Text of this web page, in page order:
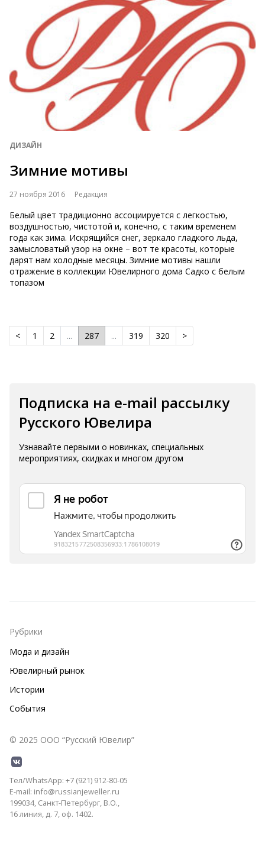
ДИЗАЙН
Зимние мотивы
27 ноября 2016 Редакция
Белый цвет традиционно ассоциируется с легкостью,
воздушностью, чистотой и, конечно, с таким временем
года как зима. Искрящийся снег, зеркало гладкого льда,
замысловатый узор на окне – вот те красоты, которые
дарят нам холодные месяцы. Зимние мотивы нашли
отражение в коллекции Ювелирного дома Садко с белым
топазом
< 1 2 ... 287 ... 319 320 >
Подписка на e-mail рассылку
Русского Ювелира
Узнавайте первыми о новинках, специальных
мероприятиях, скидках и многом другом
© 2025 ООО “Русский Ювелир”
Тел/WhatsApp: +7 (921) 912-80-05
E-mail: info@russianjeweller.ru
199034, Санкт-Петербург, В.О.,
16 линия, д. 7, оф. 1402.
Рубрики
Мода и дизайн
Ювелирный рынок
Истории
События